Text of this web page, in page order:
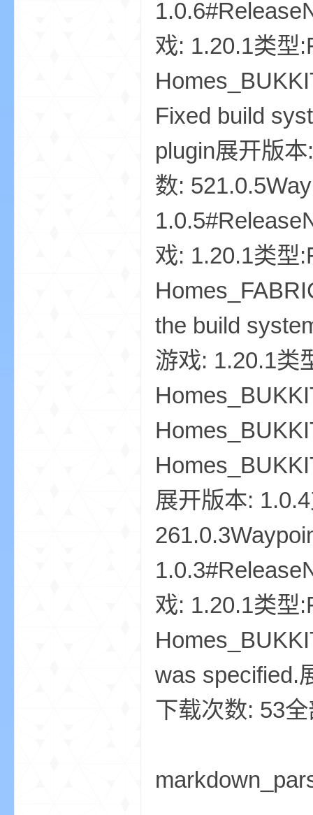
戏: 1.20.1类型
Fixed build
plugin展开版
数:
戏: 1.20.1类型
the build
游戏: 1.20.1类
展开版本:
戏: 1.20.1类型
was specified.
下载次数: 53